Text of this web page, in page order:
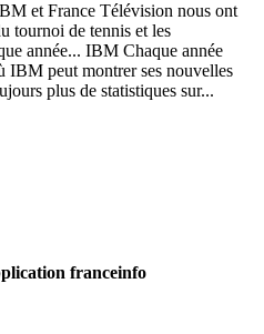
et France Télévision nous ont
tournoi de tennis et les
année... IBM Chaque année
IBM peut montrer ses nouvelles
plus de statistiques sur...
franceinfo